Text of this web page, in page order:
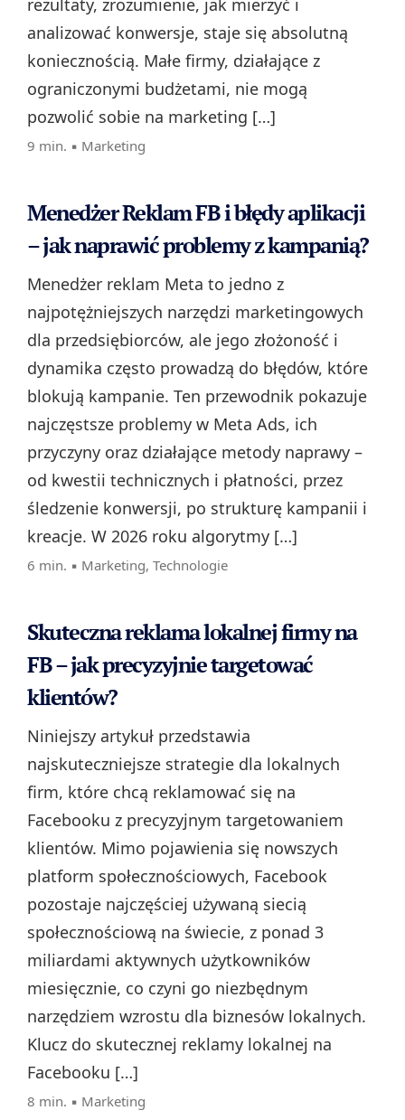
rezultaty, zrozumienie, jak mierzyć i
analizować konwersje, staje się absolutną
koniecznością. Małe firmy, działające z
ograniczonymi budżetami, nie mogą
pozwolić sobie na marketing […]
9 min. ▪ Marketing
Menedżer Reklam FB i błędy aplikacji
– jak naprawić problemy z kampanią?
Menedżer reklam Meta to jedno z
najpotężniejszych narzędzi marketingowych
dla przedsiębiorców, ale jego złożoność i
dynamika często prowadzą do błędów, które
blokują kampanie. Ten przewodnik pokazuje
najczęstsze problemy w Meta Ads, ich
przyczyny oraz działające metody naprawy –
od kwestii technicznych i płatności, przez
śledzenie konwersji, po strukturę kampanii i
kreacje. W 2026 roku algorytmy […]
6 min. ▪ Marketing, Technologie
Skuteczna reklama lokalnej firmy na
FB – jak precyzyjnie targetować
klientów?
Niniejszy artykuł przedstawia
najskuteczniejsze strategie dla lokalnych
firm, które chcą reklamować się na
Facebooku z precyzyjnym targetowaniem
klientów. Mimo pojawienia się nowszych
platform społecznościowych, Facebook
pozostaje najczęściej używaną siecią
społecznościową na świecie, z ponad 3
miliardami aktywnych użytkowników
miesięcznie, co czyni go niezbędnym
narzędziem wzrostu dla biznesów lokalnych.
Klucz do skutecznej reklamy lokalnej na
Facebooku […]
8 min. ▪ Marketing